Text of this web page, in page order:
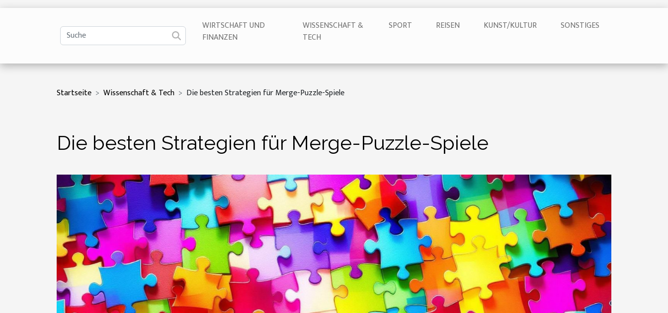
WIRTSCHAFT UND
FINANZEN
WISSENSCHAFT &
TECH
SPORT REISEN KUNST/KULTUR SONSTIGES
Startseite Wissenschaft & Tech Die besten Strategien für Merge-Puzzle-Spiele
Die besten Strategien für Merge-Puzzle-Spiele